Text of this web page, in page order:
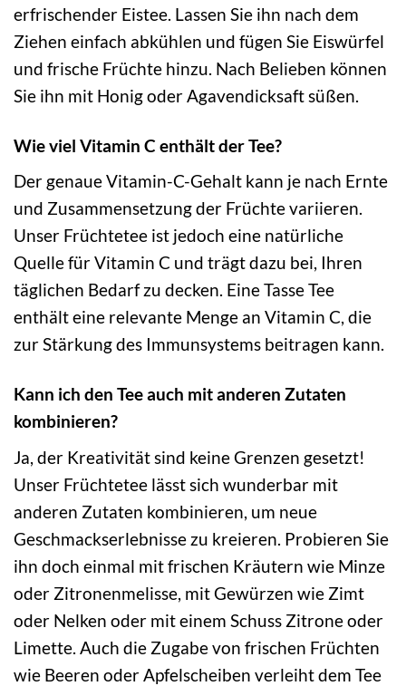
erfrischender Eistee. Lassen Sie ihn nach dem
Ziehen einfach abkühlen und fügen Sie Eiswürfel
und frische Früchte hinzu. Nach Belieben können
Sie ihn mit Honig oder Agavendicksaft süßen.
Wie viel Vitamin C enthält der Tee?
Der genaue Vitamin-C-Gehalt kann je nach Ernte
und Zusammensetzung der Früchte variieren.
Unser Früchtetee ist jedoch eine natürliche
Quelle für Vitamin C und trägt dazu bei, Ihren
täglichen Bedarf zu decken. Eine Tasse Tee
enthält eine relevante Menge an Vitamin C, die
zur Stärkung des Immunsystems beitragen kann.
Kann ich den Tee auch mit anderen Zutaten
kombinieren?
Ja, der Kreativität sind keine Grenzen gesetzt!
Unser Früchtetee lässt sich wunderbar mit
anderen Zutaten kombinieren, um neue
Geschmackserlebnisse zu kreieren. Probieren Sie
ihn doch einmal mit frischen Kräutern wie Minze
oder Zitronenmelisse, mit Gewürzen wie Zimt
oder Nelken oder mit einem Schuss Zitrone oder
Limette. Auch die Zugabe von frischen Früchten
wie Beeren oder Apfelscheiben verleiht dem Tee